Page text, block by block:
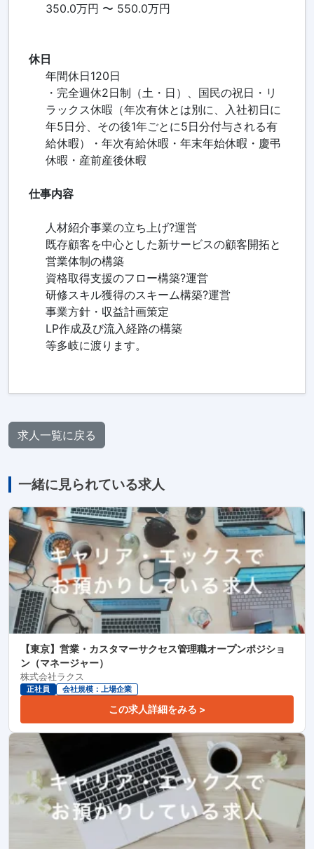
350.0万円 〜 550.0万円
休日
年間休日120日
・完全週休2日制（土・日）、国民の祝日・リ
ラックス休暇（年次有休とは別に、入社初日に
年5日分、その後1年ごとに5日分付与される有
給休暇）・年次有給休暇・年末年始休暇・慶弔
休暇・産前産後休暇
仕事内容
人材紹介事業の立ち上げ?運営
既存顧客を中心とした新サービスの顧客開拓と
営業体制の構築
資格取得支援のフロー構築?運営
研修スキル獲得のスキーム構築?運営
事業方針・収益計画策定
LP作成及び流入経路の構築
等多岐に渡ります。
求人一覧に戻る
一緒に見られている求人
【東京】営業・カスタマーサクセス管理職オープンポジショ
ン（マネージャー）
株式会社ラクス
正社員 会社規模：上場企業
この求人詳細をみる >